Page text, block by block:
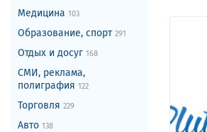
Медицина 103
Образование, спорт 291
Отдых и досуг 168
СМИ, реклама,
полиграфия 122
Торговля 229
Авто 138